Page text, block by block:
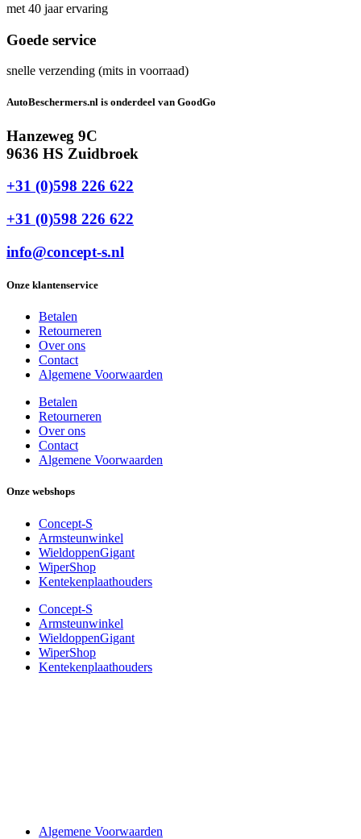
met 40 jaar ervaring
Goede service
snelle verzending (mits in voorraad)
AutoBeschermers.nl is onderdeel van GoodGo
Hanzeweg 9C
9636 HS Zuidbroek
+31 (0)598 226 622
+31 (0)598 226 622
info@concept-s.nl
Onze klantenservice
Betalen
Retourneren
Over ons
Contact
Algemene Voorwaarden
Betalen
Retourneren
Over ons
Contact
Algemene Voorwaarden
Onze webshops
Concept-S
Armsteunwinkel
WieldoppenGigant
WiperShop
Kentekenplaathouders
Concept-S
Armsteunwinkel
WieldoppenGigant
WiperShop
Kentekenplaathouders
Algemene Voorwaarden